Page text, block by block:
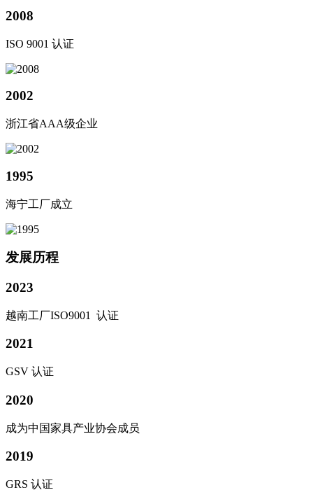
2008
ISO 9001 认证
2002
浙江省AAA级企业
1995
海宁工厂成立
发展历程
2023
越南工厂ISO9001 认证
2021
GSV 认证
2020
成为中国家具产业协会成员
2019
GRS 认证